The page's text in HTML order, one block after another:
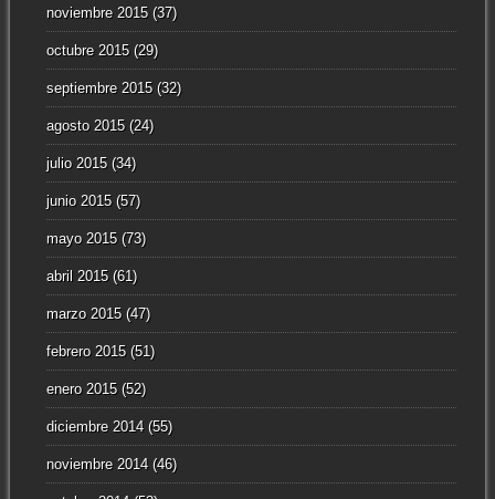
noviembre 2015(37)
octubre 2015(29)
septiembre 2015(32)
agosto 2015(24)
julio 2015(34)
junio 2015(57)
mayo 2015(73)
abril 2015(61)
marzo 2015(47)
febrero 2015(51)
enero 2015(52)
diciembre 2014(55)
noviembre 2014(46)